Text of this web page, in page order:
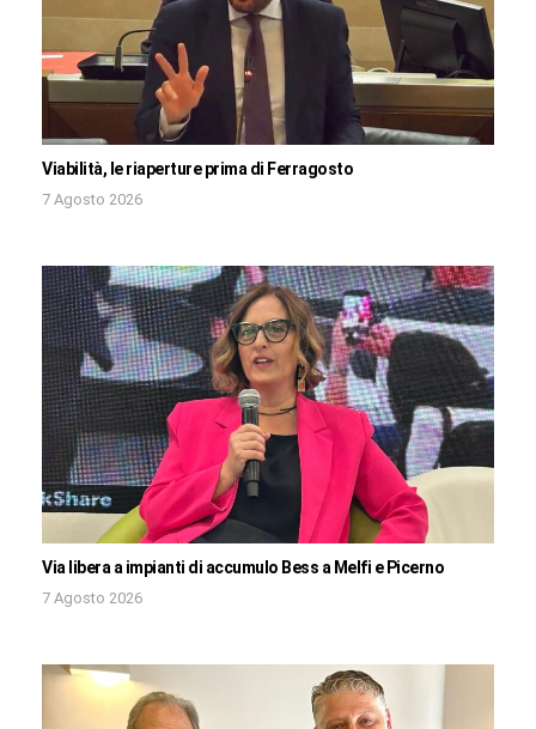
Viabilità, le riaperture prima di Ferragosto
7 Agosto 2026
Via libera a impianti di accumulo Bess a Melfi e Picerno
7 Agosto 2026